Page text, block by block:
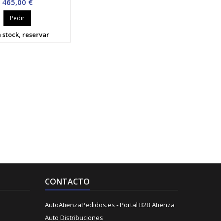
465,00 €
Pedir
stock, reservar
CONTACTO
AutoAtienzaPedidos.es - Portal B2B Atienza
Auto Distribuciones